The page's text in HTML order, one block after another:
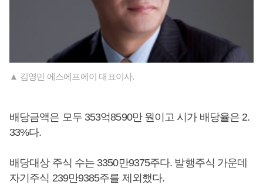
▲ 김영민 에스에프에이 대표이사.
배당금액은 모두 353억8590만 원이고 시가 배당율은 2.
33%다.
배당대상 주식 수는 3350만9375주다. 발행주식 가운데
자기주식 239만9385주를 제외했다.